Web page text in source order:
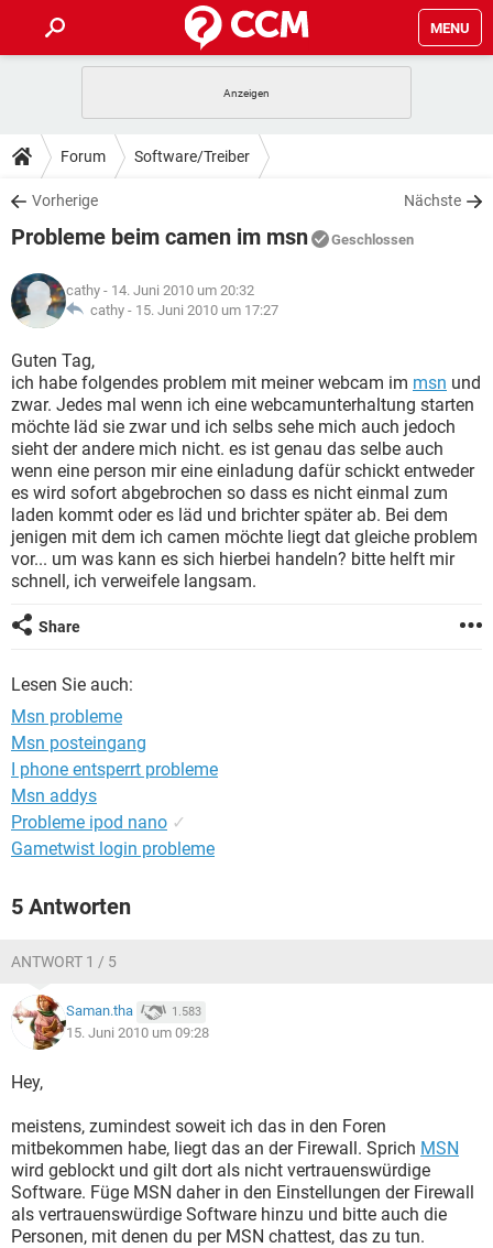
MENU
ANDROID IOS
WINDOWS 10
WHATSAPP TIKTOK
FACEBOOK
TIPPS & TRICKS
SPIELE
WHATSAPP
FACEBOOK
DOWNLOADS
SPIELE STREAMING
ANDROID
WINDOWS 10 INSTAGRAM
WHATSAPP
FACEBOOK HARDWARE
SPIELE
ANDROID
WINDOWS 10
WHATSAPP TIKTOK
FACEBOOK HARDWARE
LEXIKON
SPIELE
ANDROID IOS
WINDOWS 10 INSTAGRAM
WHATSAPP TIKTOK
FACEBOOK HARDWARE
Forum Software/Treiber
Vorherige Nächste
Probleme beim camen im msn Geschlossen
cathy - 14. Juni 2010 um 20:32
cathy - 15. Juni 2010 um 17:27
Guten Tag,
ich habe folgendes problem mit meiner webcam im msn und
zwar. Jedes mal wenn ich eine webcamunterhaltung starten
möchte läd sie zwar und ich selbs sehe mich auch jedoch
sieht der andere mich nicht. es ist genau das selbe auch
wenn eine person mir eine einladung dafür schickt entweder
es wird sofort abgebrochen so dass es nicht einmal zum
laden kommt oder es läd und brichter später ab. Bei dem
jenigen mit dem ich camen möchte liegt dat gleiche problem
vor... um was kann es sich hierbei handeln? bitte helft mir
schnell, ich verweifele langsam.
Share
Lesen Sie auch:
Msn probleme
Msn posteingang
I phone entsperrt probleme
Msn addys
Probleme ipod nano ✓
Gametwist login probleme
5 Antworten
ANTWORT 1 / 5
Saman.tha 1.583
15. Juni 2010 um 09:28
Hey,
meistens, zumindest soweit ich das in den Foren
mitbekommen habe, liegt das an der Firewall. Sprich MSN
wird geblockt und gilt dort als nicht vertrauenswürdige
Software. Füge MSN daher in den Einstellungen der Firewall
als vertrauenswürdige Software hinzu und bitte auch die
Personen, mit denen du per MSN chattest, das zu tun.